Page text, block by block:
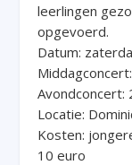
leerlingen
opgevoerd.
Datum:
Avondconcert:
Locatie:
Kosten:
10 euro